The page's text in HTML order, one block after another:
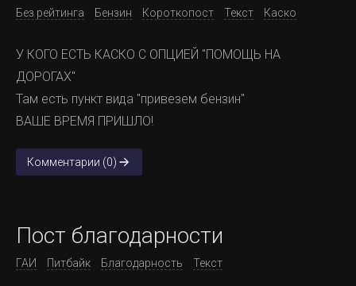
Без рейтинга Бензин Короткопост Текст Каско
У КОГО ЕСТЬ КАСКО С ОПЦИЕЙ "ПОМОЩЬ НА
ДОРОГАХ"
Там есть пункт вида "привезем бензин"
ВАШЕ ВРЕМЯ ПРИШЛО!
Комментарии (0)
Пост благодарности
ГАИ Питбайк Благодарность Текст